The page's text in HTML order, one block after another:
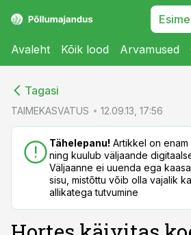
Avaleht Kõik lood Arvamused
Tagasi
TAIMEKASVATUS 12.09.13, 17:56
Tähelepanu! Artikkel on enam
ning kuulub väljaande
Väljaanne ei uuenda ega
sisu, mistõttu võib olla vajalik
allikatega tutvumine